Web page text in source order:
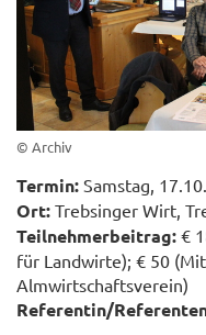
© Archiv
Termin: Samstag,
Ort: Trebsinger Wirt,
Teilnehmerbeitrag: €
für Landwirte); € 50
Almwirtschaftsverein)
Referentin/